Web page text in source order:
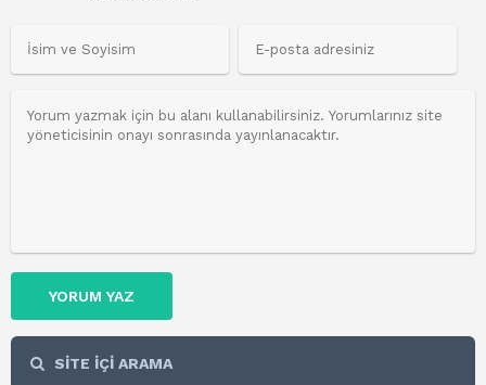
YORUM YAZ
SİTE İÇİ ARAMA